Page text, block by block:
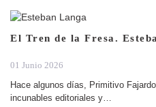
El Tren de la Fresa.
01 Junio 2026
Hace algunos días, Primitivo
incunables editoriales y…